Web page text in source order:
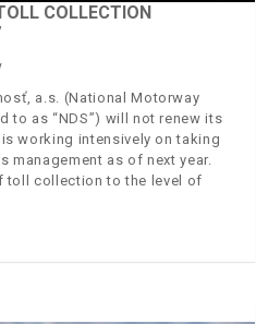
COLLECTION
a.s. (National Motorway
to as “NDS”) will not renew its
working intensively on taking
management as of next year.
toll collection to the level of